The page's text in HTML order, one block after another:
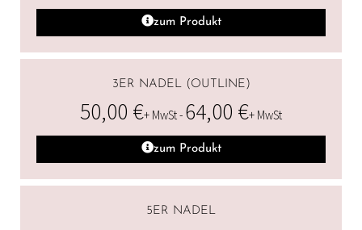
zum Produkt
3ER NADEL (OUTLINE)
50,00 €+ MwSt - 64,00 €+ MwSt
zum Produkt
5ER NADEL